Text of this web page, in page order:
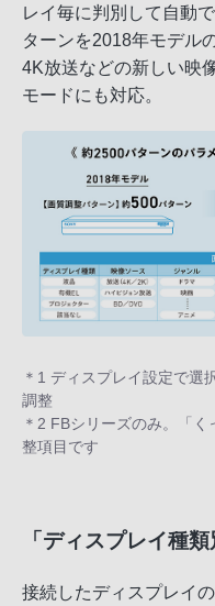
レイ毎に判別して自動
ターンを2018年モデル
4K放送などの新しい映
モードにも対応。
＊1 ディスプレイ設定で選
調整
＊2 FBシリーズのみ。「
整項目です
「ディスプレイ種類
接続したディスプレイ